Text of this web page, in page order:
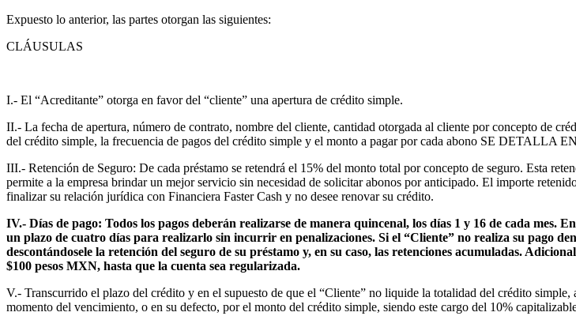
Expuesto lo anterior, las partes otorgan las siguientes:
CLÁUSULAS
I.- El “Acreditante” otorga en favor del “cliente” una apertura de crédito simple.
II.- La fecha de apertura, número de contrato, nombre del cliente, cantidad otorgada al cliente por concepto de
del crédito simple, la frecuencia de pagos del crédito simple y el monto a pagar por cada abono SE DETALLA
III.- Retención de Seguro: De cada préstamo se retendrá el 15% del monto total por concepto de seguro. Esta
permite a la empresa brindar un mejor servicio sin necesidad de solicitar abonos por anticipado. El importe
finalizar su relación jurídica con Financiera Faster Cash y no desee renovar su crédito.
IV.- Días de pago: Todos los pagos deberán realizarse de manera quincenal, los días 1 y 16 de cada mes.
un plazo de cuatro días para realizarlo sin incurrir en penalizaciones. Si el “Cliente” no realiza su pago
descontándosele la retención del seguro de su préstamo y, en su caso, las retenciones acumuladas.
$100 pesos MXN, hasta que la cuenta sea regularizada.
V.- Transcurrido el plazo del crédito y en el supuesto de que el “Cliente” no liquide la totalidad del crédito
momento del vencimiento, o en su defecto, por el monto del crédito simple, siendo este cargo del 10%